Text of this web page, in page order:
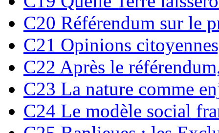
C20 Référendum sur le
C21 Opinions
C22 Après le
C23 La nature comme
C24 Le modèle social